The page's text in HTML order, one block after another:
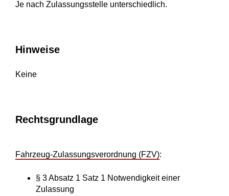
Je nach Zulassungsstelle unterschiedlich.
Hinweise
Keine
Rechtsgrundlage
Fahrzeug-Zulassungsverordnung (FZV):
§ 3 Absatz 1 Satz 1 Notwendigkeit einer
Zulassung